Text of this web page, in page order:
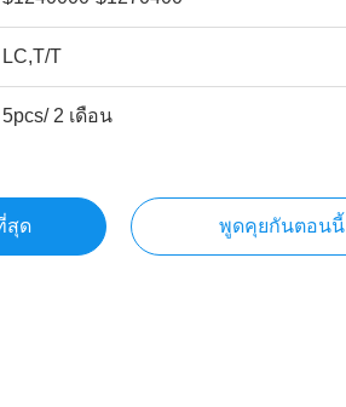
LC,T/T
5pcs/ 2 เดือน
สุด พูดคุยกันตอนนี้